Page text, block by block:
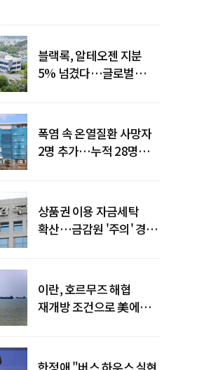
블랙록, 알테오젠 지분
5% 넘겼다…글로벌
폭염 속 온열질환 사망자
2명 추가…누적 28명으로
상품권 이용 자금세탁
확산…금감원 '주의' 경보
이란, 호르무즈 해협
재개방 조건으로 美에